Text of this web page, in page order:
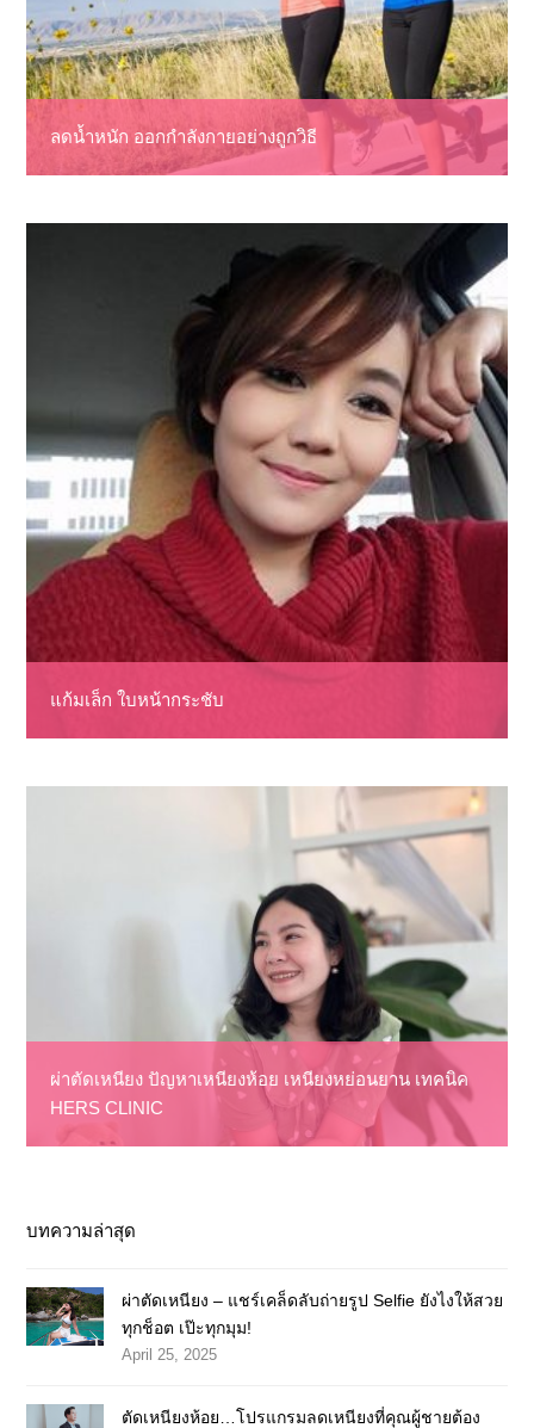
ลดน้ำหนัก ออกกำลังกายอย่างถูกวิธี
แก้มเล็ก ใบหน้ากระชับ
ผ่าตัดเหนียง ปัญหาเหนียงห้อย เหนียงหย่อนยาน เทคนิค
HERS CLINIC
บทความล่าสุด
ผ่าตัดเหนียง – แชร์เคล็ดลับถ่ายรูป Selfie ยังไงให้สวย
ทุกช็อต เป๊ะทุกมุม!
April 25, 2025
ตัดเหนียงห้อย…โปรแกรมลดเหนียงที่คุณผู้ชายต้อง